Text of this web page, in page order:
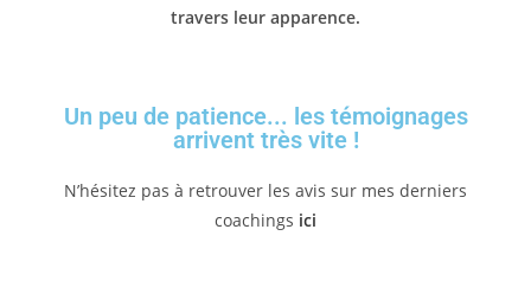
travers leur apparence.
Un peu de patience... les témoignages
arrivent très vite !
N’hésitez pas à retrouver les avis sur mes derniers
coachings ici